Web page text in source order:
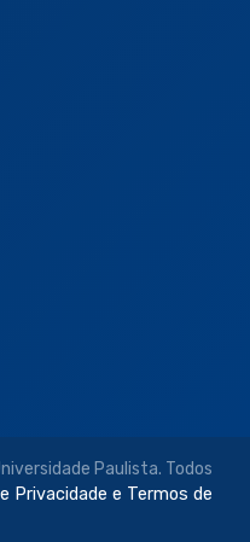
Paulista. Todos
Privacidade e Termos de